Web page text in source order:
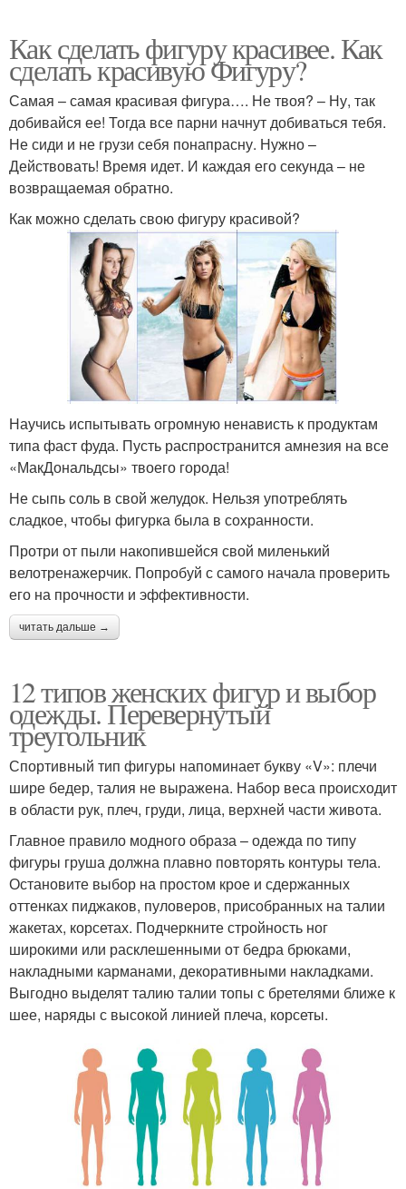
Как сделать фигуру красивее. Как
сделать красивую Фигуру?
Самая – самая красивая фигура…. Не твоя? – Ну, так
добивайся ее! Тогда все парни начнут добиваться тебя.
Не сиди и не грузи себя понапрасну. Нужно –
Действовать! Время идет. И каждая его секунда – не
возвращаемая обратно.
Как можно сделать свою фигуру красивой?
Научись испытывать огромную ненависть к продуктам
типа фаст фуда. Пусть распространится амнезия на все
«МакДональдсы» твоего города!
Не сыпь соль в свой желудок. Нельзя употреблять
сладкое, чтобы фигурка была в сохранности.
Протри от пыли накопившейся свой миленький
велотренажерчик. Попробуй с самого начала проверить
его на прочности и эффективности.
читать дальше →
12 типов женских фигур и выбор
одежды. Перевернутый
треугольник
Спортивный тип фигуры напоминает букву «V»: плечи
шире бедер, талия не выражена. Набор веса происходит
в области рук, плеч, груди, лица, верхней части живота.
Главное правило модного образа – одежда по типу
фигуры груша должна плавно повторять контуры тела.
Остановите выбор на простом крое и сдержанных
оттенках пиджаков, пуловеров, присобранных на талии
жакетах, корсетах. Подчеркните стройность ног
широкими или расклешенными от бедра брюками,
накладными карманами, декоративными накладками.
Выгодно выделят талию талии топы с бретелями ближе к
шее, наряды с высокой линией плеча, корсеты.